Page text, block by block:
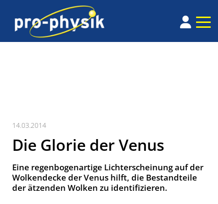
14.03.2014
Die Glorie der Venus
Eine regenbogenartige Lichterscheinung auf der
Wolkendecke der Venus hilft, die Bestandteile
der ätzenden Wolken zu identifizieren.